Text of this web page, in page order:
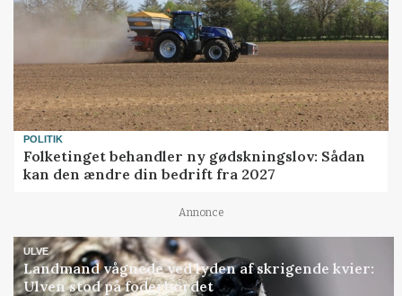
POLITIK
Folketinget behandler ny gødskningslov: Sådan
kan den ændre din bedrift fra 2027
Annonce
ULVE
Landmand vågnede ved lyden af skrigende kvier:
Ulven stod på foderbordet